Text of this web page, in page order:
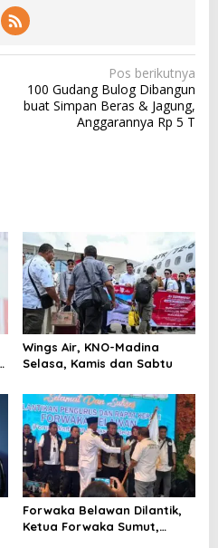
Pos berikutnya
100 Gudang Bulog Dibangun
buat Simpan Beras & Jagung,
Anggarannya Rp 5 T
Wings Air, KNO-Madina
Selasa, Kamis dan Sabtu
Forwaka Belawan Dilantik,
Ketua Forwaka Sumut,